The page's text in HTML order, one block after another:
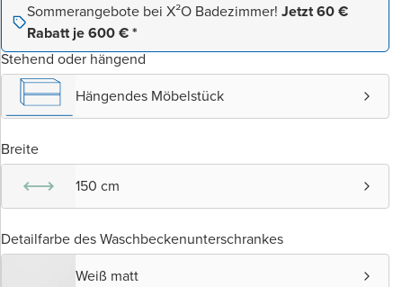
Sommerangebote bei X²O Badezimmer! Jetzt 60 €
Rabatt je 600 € *
Stehend oder hängend
Hängendes Möbelstück
Breite
150 cm
Detailfarbe des Waschbeckenunterschrankes
Weiß matt